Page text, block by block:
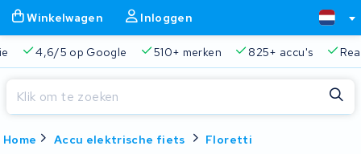
Winkelwagen Inloggen
4,6/5 op Google 510+ merken 825+ accu's
Home Accu elektrische fiets Floretti
Sluiten